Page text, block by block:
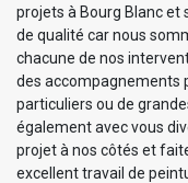
projets à Bourg Blanc et
de qualité car nous
chacune de nos
des accompagnements
particuliers ou de
également avec vous
projet à nos côtés et
excellent travail de